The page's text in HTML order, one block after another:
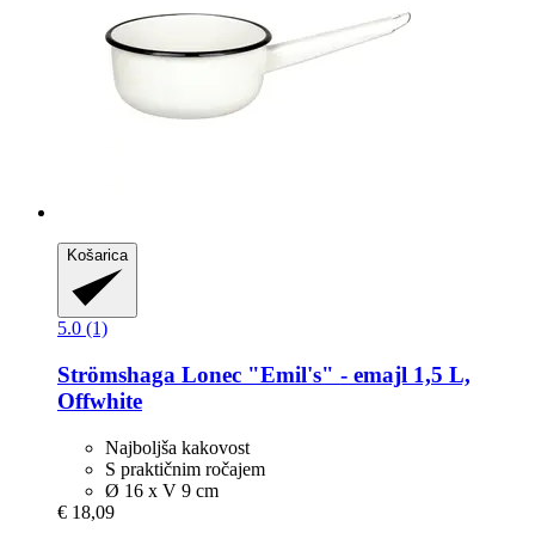
Košarica
5.0 (1)
Strömshaga Lonec "Emil's" -​ emajl 1,5 L,
Offwhite
Najboljša kakovost
S praktičnim ročajem
Ø 16 x V 9 cm
€ 18,09